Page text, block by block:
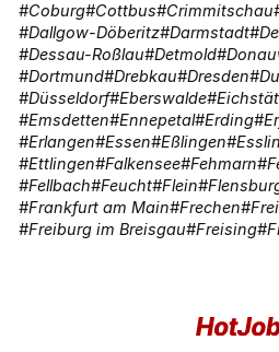
Coburg Cottbus Crimmitschau
Dallgow-Döberitz Darmstadt
Dessau-Roßlau Detmold
Dortmund Drebkau Dresden
Düsseldorf Eberswalde
Emsdetten Ennepetal Erding
Erlangen Essen Eßlingen
Ettlingen Falkensee Fehmarn
Fellbach Feucht Flein
Frankfurt am Main Frechen
Freiburg im Breisgau Freising